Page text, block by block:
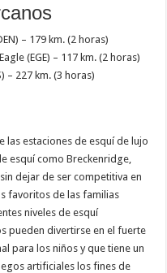
– 179 km. (2 horas)
(EGE) – 117 km. (2 horas)
– 227 km. (3 horas)
las estaciones de esquí de lujo
esquí como Breckenridge,
dejar de ser competitiva en
favoritos de las familias
niveles de esquí
pueden divertirse en el fuerte
para los niños y que tiene un
artificiales los fines de